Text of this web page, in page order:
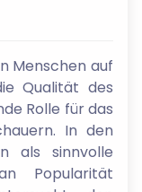
Menschen auf
Qualität des
Rolle für das
In den
als sinnvolle
Popularität